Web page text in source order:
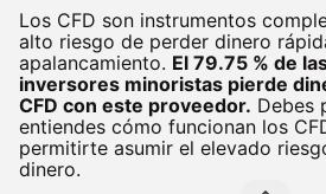
Los CFD son instrumentos
alto riesgo de perder dinero
apalancamiento. El 79.75 % de
inversores minoristas pierde
CFD con este proveedor. Debes
entiendes cómo funcionan los
permitirte asumir el elevado
dinero.